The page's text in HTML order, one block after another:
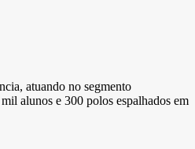
atuando no segmento
alunos e 300 polos espalhados em